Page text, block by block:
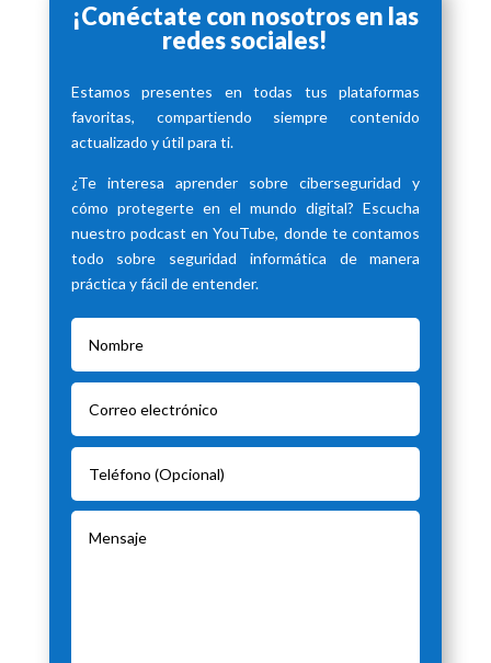
¡Conéctate con nosotros en las
redes sociales!
Estamos presentes en todas tus plataformas
favoritas, compartiendo siempre contenido
actualizado y útil para ti.
¿Te interesa aprender sobre ciberseguridad y
cómo protegerte en el mundo digital? Escucha
nuestro podcast en YouTube, donde te contamos
todo sobre seguridad informática de manera
práctica y fácil de entender.